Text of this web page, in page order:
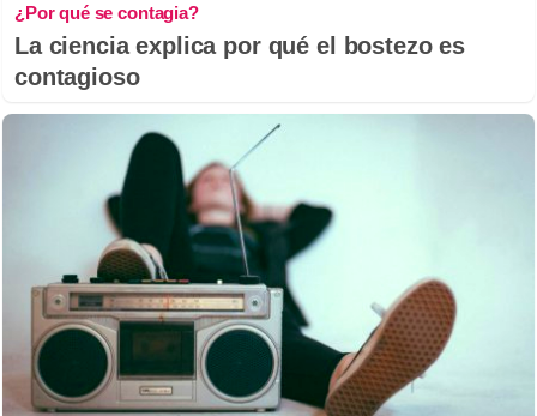
¿Por qué se contagia?
La ciencia explica por qué el bostezo es
contagioso